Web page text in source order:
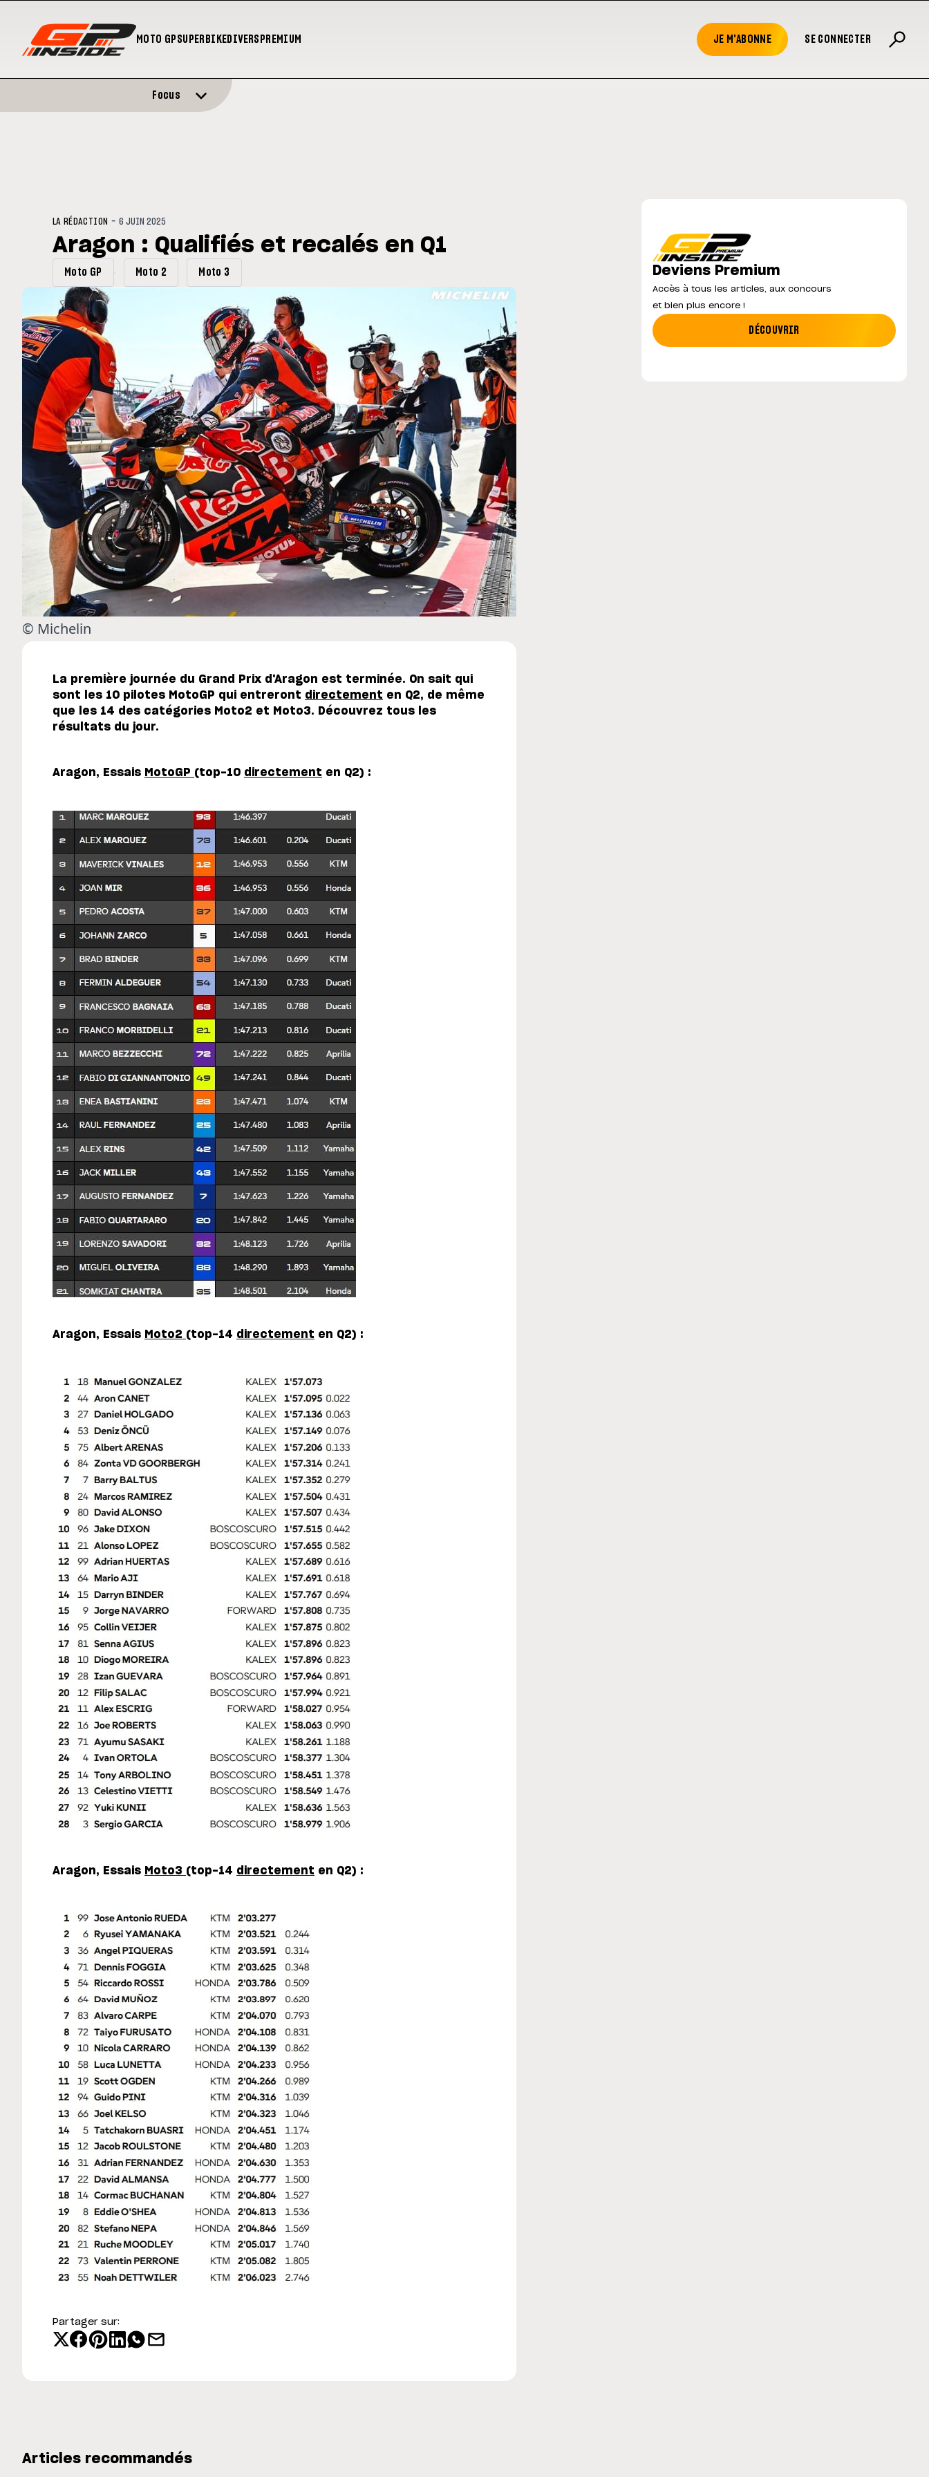
MOTO GPSUPERBIKEDIVERS PREMIUM JE M'ABONNE SE CONNECTER
club spécial dans
Silverstone : Horaires et Programme du GP de
Grande-Bretagne
Zarco évite l'opération et vise un retour en
septembre
MotoGP : les cinq constructeurs signent un
Focus
LA RÉDACTION -6 JUIN 2025
Aragon : Qualifiés et recalés en Q1
Moto GP Moto 2 Moto 3
© Michelin
La première journée du Grand Prix d'Aragon est terminée. On sait qui
sont les 10 pilotes MotoGP qui entreront directement en Q2, de même
que les 14 des catégories Moto2 et Moto3. Découvrez tous les
résultats du jour.
Aragon, Essais MotoGP (top-10 directement en Q2) :
Aragon, Essais Moto2 (top-14 directement en Q2) :
Aragon, Essais Moto3 (top-14 directement en Q2) :
Partager sur:
Deviens Premium
Accès à tous les articles, aux concours
et bien plus encore !
DÉCOUVRIR
Articles recommandés